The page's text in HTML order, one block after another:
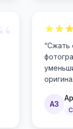
“Сжать
АЗ